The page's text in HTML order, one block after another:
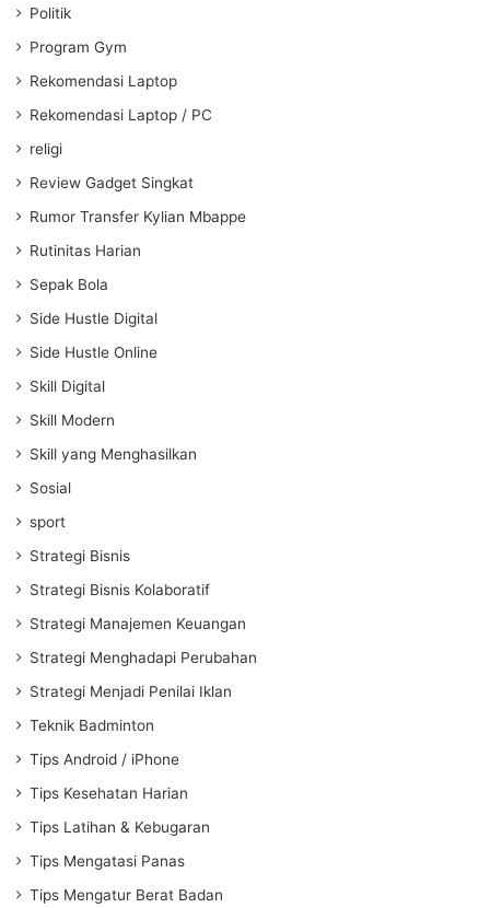
Politik
Program Gym
Rekomendasi Laptop
Rekomendasi Laptop / PC
religi
Review Gadget Singkat
Rumor Transfer Kylian Mbappe
Rutinitas Harian
Sepak Bola
Side Hustle Digital
Side Hustle Online
Skill Digital
Skill Modern
Skill yang Menghasilkan
Sosial
sport
Strategi Bisnis
Strategi Bisnis Kolaboratif
Strategi Manajemen Keuangan
Strategi Menghadapi Perubahan
Strategi Menjadi Penilai Iklan
Teknik Badminton
Tips Android / iPhone
Tips Kesehatan Harian
Tips Latihan & Kebugaran
Tips Mengatasi Panas
Tips Mengatur Berat Badan